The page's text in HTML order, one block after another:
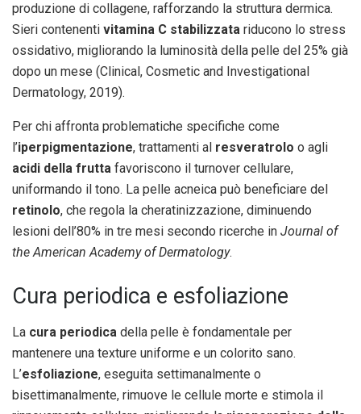
produzione di collagene, rafforzando la struttura dermica.
Sieri contenenti vitamina C stabilizzata riducono lo stress
ossidativo, migliorando la luminosità della pelle del 25% già
dopo un mese (Clinical, Cosmetic and Investigational
Dermatology, 2019).
Per chi affronta problematiche specifiche come
l’iperpigmentazione, trattamenti al resveratrolo o agli
acidi della frutta favoriscono il turnover cellulare,
uniformando il tono. La pelle acneica può beneficiare del
retinolo, che regola la cheratinizzazione, diminuendo
lesioni dell’80% in tre mesi secondo ricerche in Journal of
the American Academy of Dermatology.
Cura periodica e esfoliazione
La cura periodica della pelle è fondamentale per
mantenere una texture uniforme e un colorito sano.
L’esfoliazione, eseguita settimanalmente o
bisettimanalmente, rimuove le cellule morte e stimola il